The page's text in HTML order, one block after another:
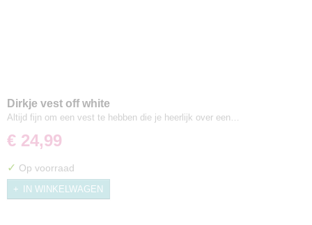
Dirkje vest off white
Altijd fijn om een vest te hebben die je heerlijk over een…
€ 24,99
✓ Op voorraad
IN WINKELWAGEN